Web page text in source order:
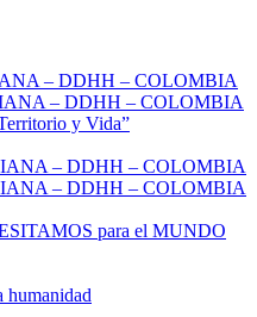
– DDHH – COLOMBIA
– DDHH – COLOMBIA
y Vida”
– DDHH – COLOMBIA
– DDHH – COLOMBIA
para el MUNDO
humanidad